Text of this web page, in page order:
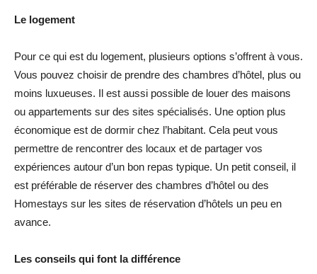
Le logement
Pour ce qui est du logement, plusieurs options s’offrent à vous.
Vous pouvez choisir de prendre des chambres d’hôtel, plus ou
moins luxueuses. Il est aussi possible de louer des maisons
ou appartements sur des sites spécialisés. Une option plus
économique est de dormir chez l’habitant. Cela peut vous
permettre de rencontrer des locaux et de partager vos
expériences autour d’un bon repas typique. Un petit conseil, il
est préférable de réserver des chambres d’hôtel ou des
Homestays sur les sites de réservation d’hôtels un peu en
avance.
Les conseils qui font la différence